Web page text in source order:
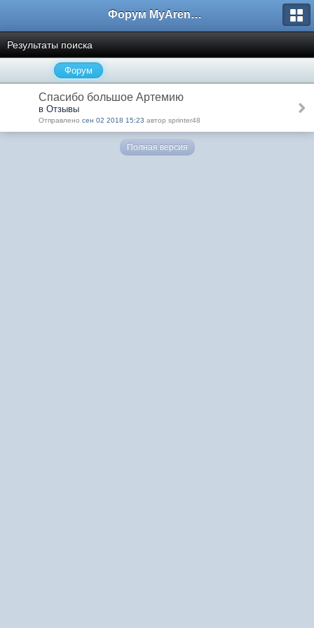
Форум MyArena.ru
Результаты поиска
Форум
Спасибо большое Артемию
в Отзывы
Отправлено сен 02 2018 15:23 автор sprinter48
Полная версия